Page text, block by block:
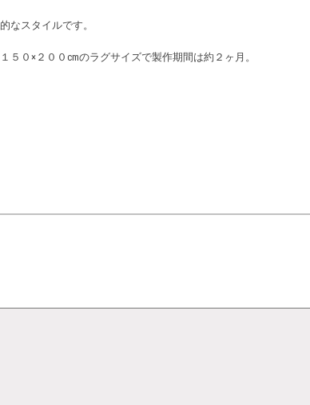
なスタイルです。
０×２００cmのラグサイズで製作期間は約２ヶ月。